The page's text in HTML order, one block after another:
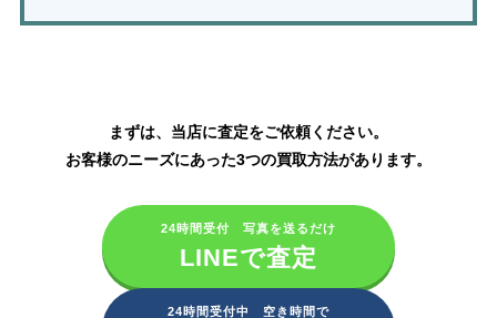
まずは、当店に査定をご依頼ください。
お客様のニーズにあった3つの買取方法があります。
24時間受付 写真を送るだけ
LINEで査定
24時間受付中 空き時間で